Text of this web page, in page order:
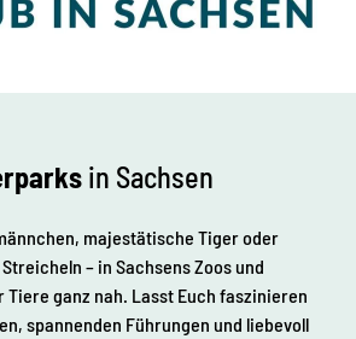
in Sachsen
majestätische Tiger oder
– in Sachsens Zoos und
ganz nah. Lasst Euch faszinieren
spannenden Führungen und liebevoll